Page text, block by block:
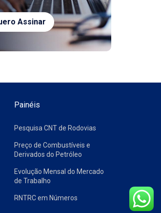
Painéis
Pesquisa CNT de Rodovias
Preço de Combustíveis e
Derivados do Petróleo
Evolução Mensal do Mercado
de Trabalho
RNTRC em Números